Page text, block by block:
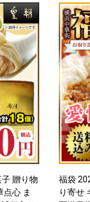
贈り物
心 ま
福袋
り寄せ